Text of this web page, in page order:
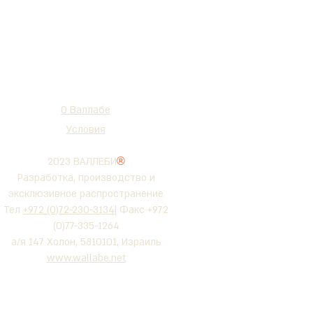
О Валлабе
Условия
2023 ВАЛЛЕБИ®
Разработка, производство и
эксклюзивное распространение
Тел +972 (0)72-230-3134| Факс +972
(0)77-335-1264
а/я 147 Холон, 5810101, Израиль
www.wallabe.net